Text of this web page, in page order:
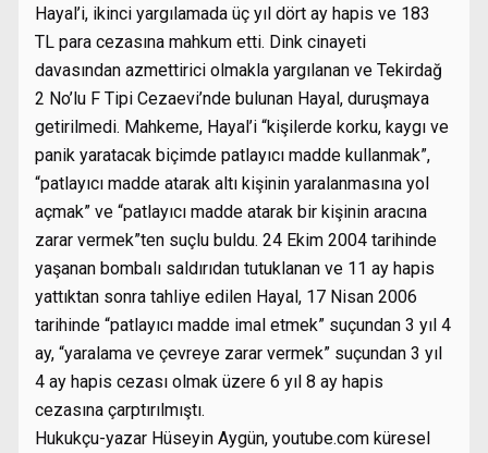
Hayal’i, ikinci yargılamada üç yıl dört ay hapis ve 183
TL para cezasına mahkum etti. Dink cinayeti
davasından azmettirici olmakla yargılanan ve Tekirdağ
2 No’lu F Tipi Cezaevi’nde bulunan Hayal, duruşmaya
getirilmedi. Mahkeme, Hayal’i “kişilerde korku, kaygı ve
panik yaratacak biçimde patlayıcı madde kullanmak”,
“patlayıcı madde atarak altı kişinin yaralanmasına yol
açmak” ve “patlayıcı madde atarak bir kişinin aracına
zarar vermek”ten suçlu buldu. 24 Ekim 2004 tarihinde
yaşanan bombalı saldırıdan tutuklanan ve 11 ay hapis
yattıktan sonra tahliye edilen Hayal, 17 Nisan 2006
tarihinde “patlayıcı madde imal etmek” suçundan 3 yıl 4
ay, “yaralama ve çevreye zarar vermek” suçundan 3 yıl
4 ay hapis cezası olmak üzere 6 yıl 8 ay hapis
cezasına çarptırılmıştı.
Hukukçu-yazar Hüseyin Aygün, youtube.com küresel